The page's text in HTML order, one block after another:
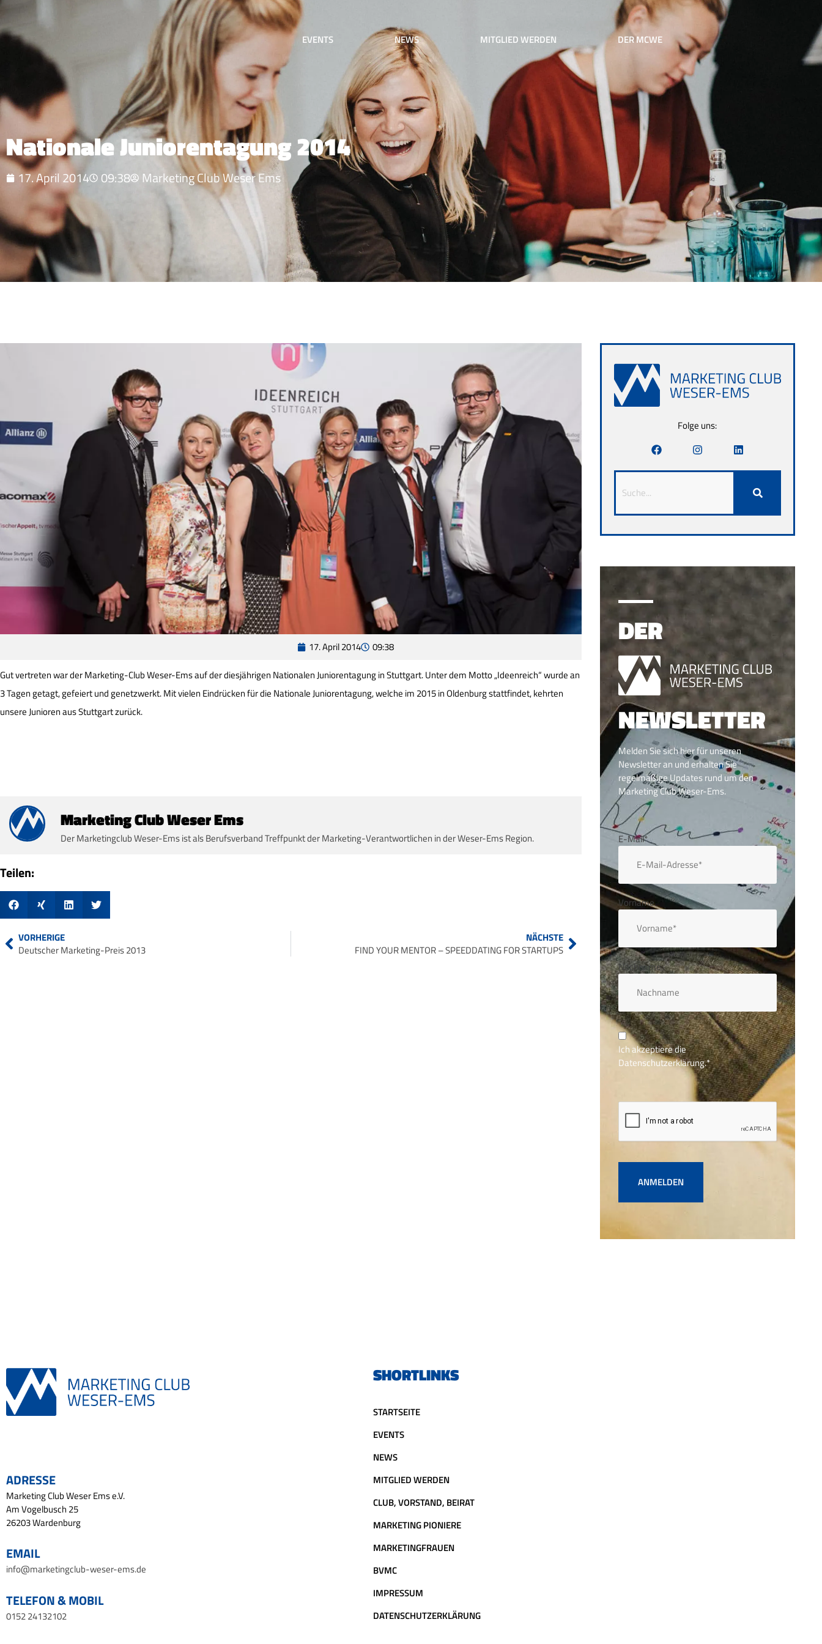
EVENTS NEWS MITGLIED WERDEN DER MCWE
Nationale Juniorentagung 2014
17. April 2014 09:38 Marketing Club Weser Ems
17. April 2014
09:38
Gut vertreten war der Marketing-Club Weser-Ems auf der diesjährigen Nationalen Juniorentagung in Stuttgart. Unter dem Motto „Ideenreich“ wurde an
3 Tagen getagt, gefeiert und genetzwerkt. Mit vielen Eindrücken für die Nationale Juniorentagung, welche im 2015 in Oldenburg stattfindet, kehrten
unsere Junioren aus Stuttgart zurück.
Marketing Club Weser Ems
Der Marketingclub Weser-Ems ist als Berufsverband Treffpunkt der Marketing-Verantwortlichen in der Weser-Ems Region.
Teilen:
VORHERIGE
Deutscher Marketing-Preis 2013
NÄCHSTE
FIND YOUR MENTOR – SPEEDDATING FOR STARTUPS
Folge uns:
DER
NEWSLETTER
Melden Sie sich hier für unseren
Newsletter an und erhalten Sie
regelmäßige Updates rund um den
Marketing Club Weser-Ems.
E-Mail*
Vorname
Nachname
Ich akzeptiere die
Datenschutzerklärung.*
ANMELDEN
ADRESSE
Marketing Club Weser Ems e.V.
Am Vogelbusch 25
26203 Wardenburg
EMAIL
info@marketingclub-weser-ems.de
TELEFON & MOBIL
0152 24132102
SHORTLINKS
STARTSEITE
EVENTS
NEWS
MITGLIED WERDEN
CLUB, VORSTAND, BEIRAT
MARKETING PIONIERE
MARKETINGFRAUEN
BVMC
IMPRESSUM
DATENSCHUTZERKLÄRUNG